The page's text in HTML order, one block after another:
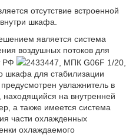
отсутствие встроенной
шкафа.
является система
воздушных потоков для
РФ
2433447, МПК G06F 1/20,
шкафа для стабилизации
увлажнитель в
находящийся на внутренней
а также имеется система
части охлажденных
охлаждаемого